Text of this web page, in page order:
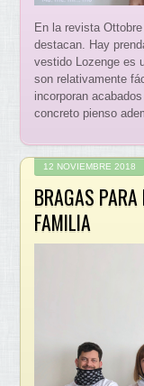
En la revista
destacan. Hay
vestido Lozenge es
son relativamente
incorporan
concreto pienso
12 NOVIEMBRE 2018
BRAGAS
FAMILIA